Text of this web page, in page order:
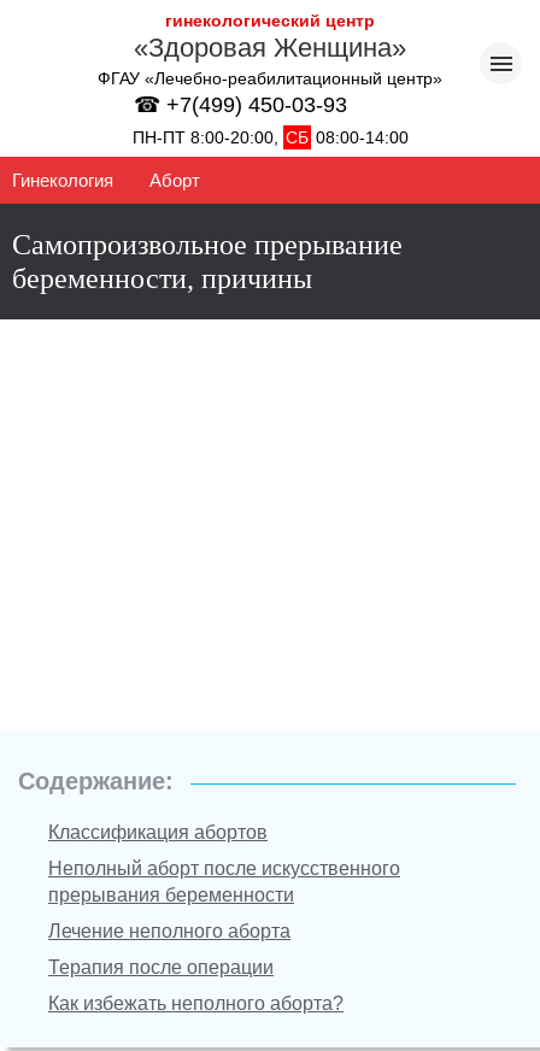
гинекологический центр
«Здоровая Женщина»
ФГАУ «Лечебно-реабилитационный центр»
☎ +7(499) 450-03-93
ПН-ПТ 8:00-20:00, СБ 08:00-14:00
Гинекология Аборт
Самопроизвольное прерывание
беременности, причины
Содержание:
Классификация абортов
Неполный аборт после искусственного
прерывания беременности
Лечение неполного аборта
Терапия после операции
Как избежать неполного аборта?